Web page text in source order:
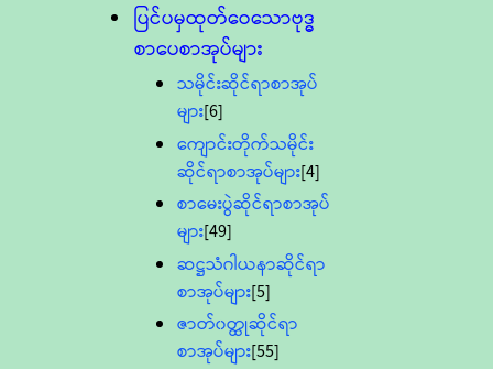
ပြင်ပမှထုတ်ဝေသောဗုဒ္ဓ
စာပေစာအုပ်များ
သမိုင်းဆိုင်ရာစာအုပ်
များ[6]
ကျောင်းတိုက်သမိုင်း
ဆိုင်ရာစာအုပ်များ[4]
စာမေးပွဲဆိုင်ရာစာအုပ်
များ[49]
ဆဋ္ဌသံဂါယနာဆိုင်ရာ
စာအုပ်များ[5]
ဇာတ်၀တ္ထုဆိုင်ရာ
စာအုပ်များ[55]